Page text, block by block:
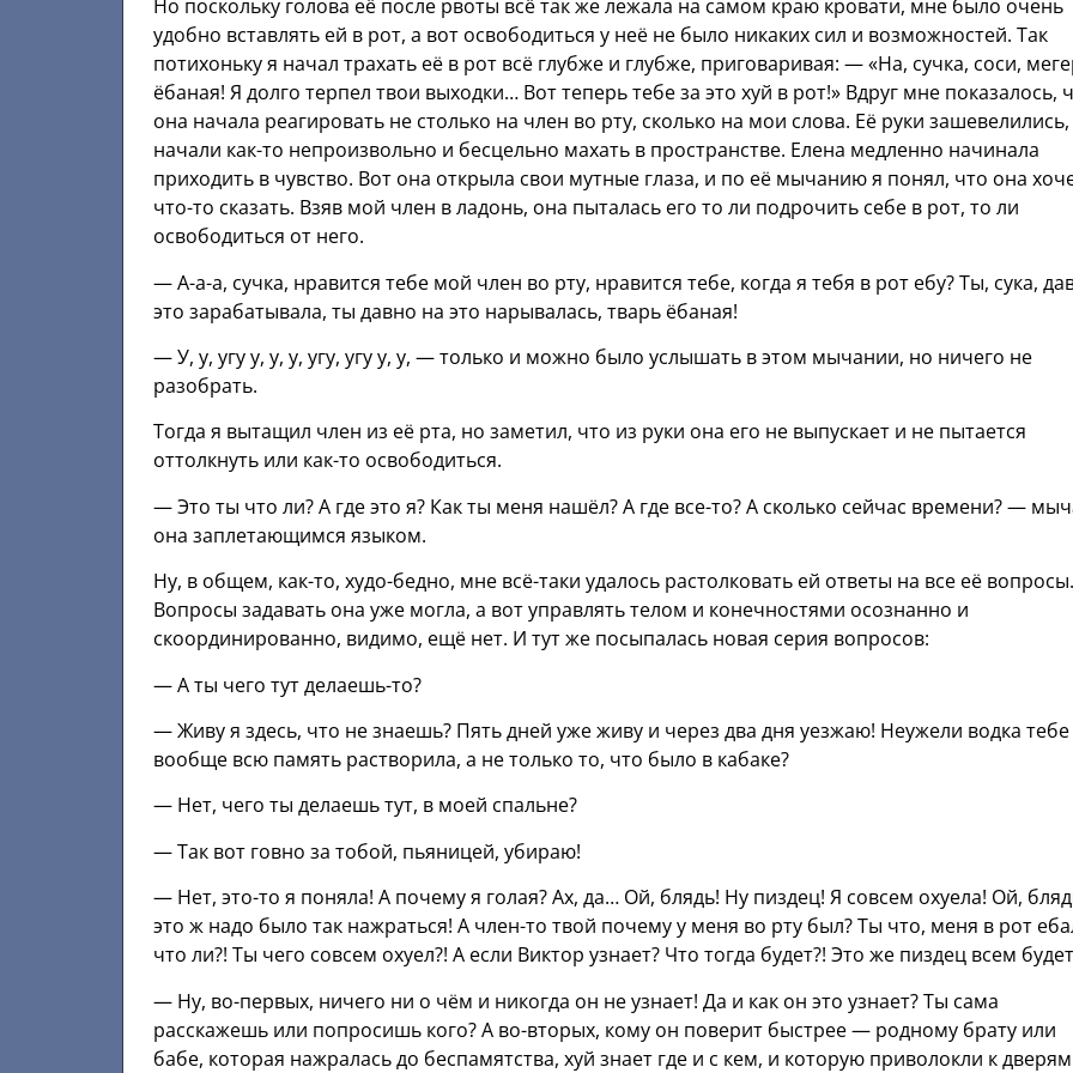
Но поскольку голова её после рвоты всё так же лежала на самом краю кровати, мне было очень
удобно вставлять ей в рот, а вот освободиться у неё не было никаких сил и возможностей. Так
потихоньку я начал трахать её в рот всё глубже и глубже, приговаривая: — «На, сучка, соси,
ёбаная! Я долго терпел твои выходки… Вот теперь тебе за это хуй в рот!» Вдруг мне показалось,
она начала реагировать не столько на член во рту, сколько на мои слова. Её руки зашевелились,
начали как-то непроизвольно и бесцельно махать в пространстве. Елена медленно начинала
приходить в чувство. Вот она открыла свои мутные глаза, и по её мычанию я понял, что она
что-то сказать. Взяв мой член в ладонь, она пыталась его то ли подрочить себе в рот, то ли
освободиться от него.
— А-а-а, сучка, нравится тебе мой член во рту, нравится тебе, когда я тебя в рот ебу? Ты, сука,
это зарабатывала, ты давно на это нарывалась, тварь ёбаная!
— У, у, угу у, у, у, угу, угу у, у, — только и можно было услышать в этом мычании, но ничего не
разобрать.
Тогда я вытащил член из её рта, но заметил, что из руки она его не выпускает и не пытается
оттолкнуть или как-то освободиться.
— Это ты что ли? А где это я? Как ты меня нашёл? А где все-то? А сколько сейчас времени? —
она заплетающимся языком.
Ну, в общем, как-то, худо-бедно, мне всё-таки удалось растолковать ей ответы на все её вопросы.
Вопросы задавать она уже могла, а вот управлять телом и конечностями осознанно и
скоординированно, видимо, ещё нет. И тут же посыпалась новая серия вопросов:
— А ты чего тут делаешь-то?
— Живу я здесь, что не знаешь? Пять дней уже живу и через два дня уезжаю! Неужели водка тебе
вообще всю память растворила, а не только то, что было в кабаке?
— Нет, чего ты делаешь тут, в моей спальне?
— Так вот говно за тобой, пьяницей, убираю!
— Нет, это-то я поняла! А почему я голая? Ах, да… Ой, блядь! Ну пиздец! Я совсем охуела! Ой,
это ж надо было так нажраться! А член-то твой почему у меня во рту был? Ты что, меня в рот
что ли?! Ты чего совсем охуел?! А если Виктор узнает? Что тогда будет?! Это же пиздец всем
— Ну, во-первых, ничего ни о чём и никогда он не узнает! Да и как он это узнает? Ты сама
расскажешь или попросишь кого? А во-вторых, кому он поверит быстрее — родному брату или
бабе, которая нажралась до беспамятства, хуй знает где и с кем, и которую приволокли к дверям